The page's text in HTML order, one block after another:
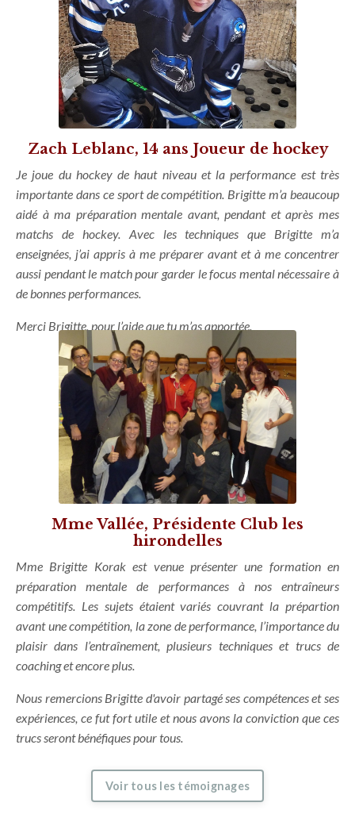
Zach Leblanc, 14 ans Joueur de hockey
Je joue du hockey de haut niveau et la performance est très
importante dans ce sport de compétition. Brigitte m’a beaucoup
aidé à ma préparation mentale avant, pendant et après mes
matchs de hockey. Avec les techniques que Brigitte m’a
enseignées, j’ai appris à me préparer avant et à me concentrer
aussi pendant le match pour garder le focus mental nécessaire à
de bonnes performances.
Merci Brigitte, pour l’aide que tu m’as apportée.
Voir tous les témoignages
Mme Vallée, Présidente Club les
hirondelles
Mme Brigitte Korak est venue présenter une formation en
préparation mentale de performances à nos entraîneurs
compétitifs. Les sujets étaient variés couvrant la prépartion
avant une compétition, la zone de performance, l’importance du
plaisir dans l’entraînement, plusieurs techniques et trucs de
coaching et encore plus.
Nous remercions Brigitte d'avoir partagé ses compétences et ses
expériences, ce fut fort utile et nous avons la conviction que ces
trucs seront bénéfiques pour tous.
Voir tous les témoignages